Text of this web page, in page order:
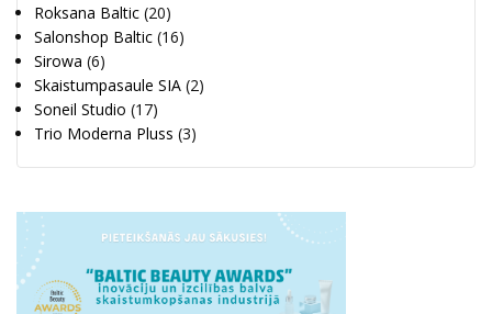
Roksana Baltic (20)
Salonshop Baltic (16)
Sirowa (6)
Skaistumpasaule SIA (2)
Soneil Studio (17)
Trio Moderna Pluss (3)